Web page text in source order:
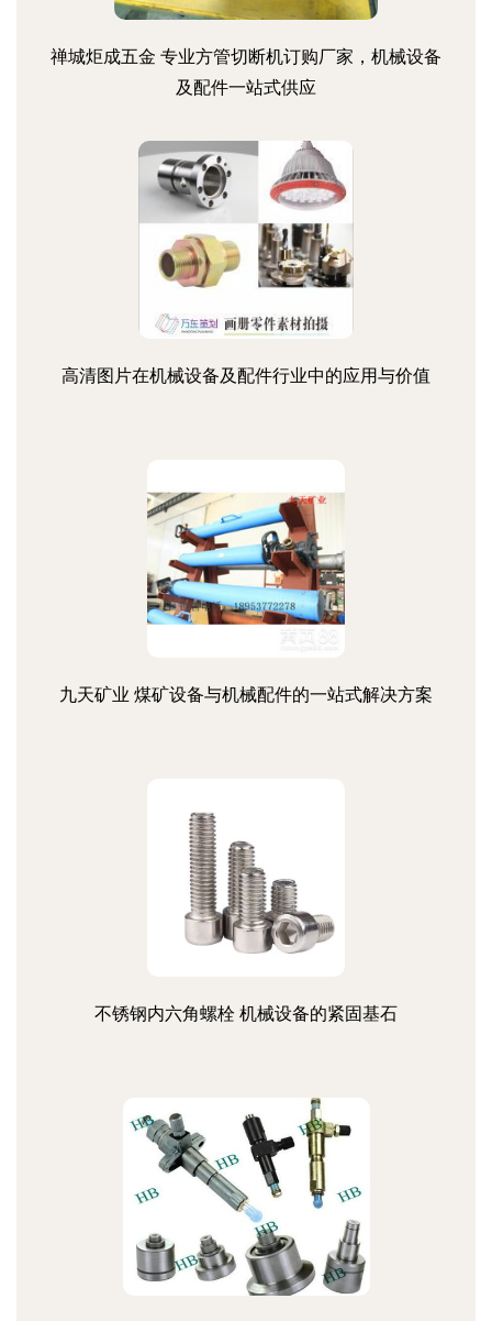
禅城炬成五金 专业方管切断机订购厂家，机械设备
及配件一站式供应
高清图片在机械设备及配件行业中的应用与价值
九天矿业 煤矿设备与机械配件的一站式解决方案
不锈钢内六角螺栓 机械设备的紧固基石